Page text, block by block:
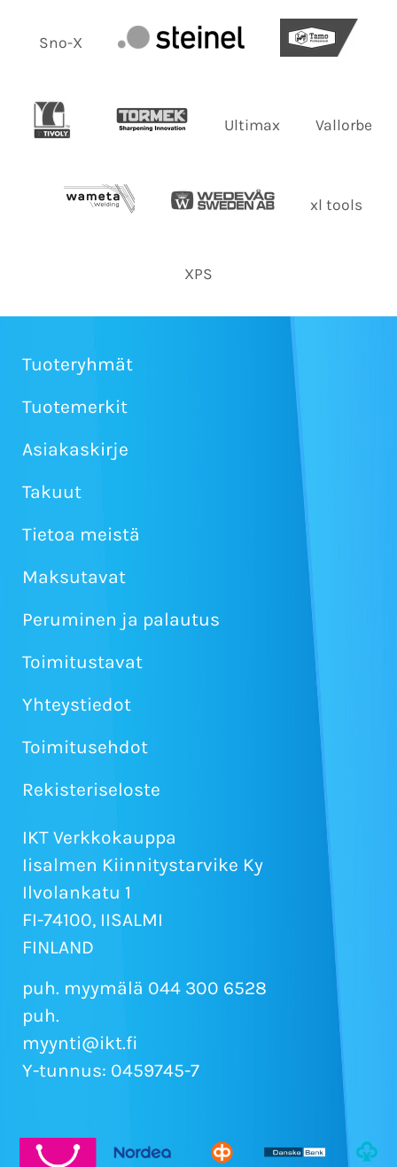
Sno-X
Ultimax Vallorbe
xl tools
XPS
Tuoteryhmät
Tuotemerkit
Asiakaskirje
Takuut
Tietoa meistä
Maksutavat
Peruminen ja palautus
Toimitustavat
Yhteystiedot
Toimitusehdot
Rekisteriseloste
IKT Verkkokauppa
Iisalmen Kiinnitystarvike Ky
Ilvolankatu 1
FI-74100, IISALMI
FINLAND
puh. myymälä 044 300 6528
puh.
myynti@ikt.fi
Y-tunnus: 0459745-7